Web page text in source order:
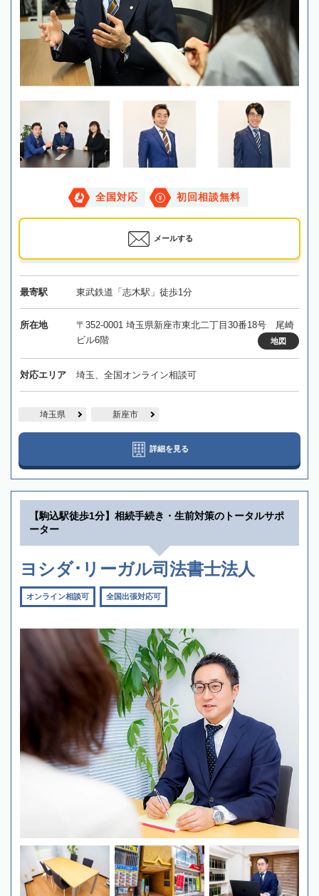
全国対応 初回相談無料
メールする
最寄駅 東武鉄道「志木駅」徒歩1分
所在地
〒352-0001 埼玉県新座市東北二丁目30番18号 尾崎
ビル6階
地図
対応エリア 埼玉、全国オンライン相談可
埼玉県 新座市
詳細を見る
【駒込駅徒歩1分】相続手続き・生前対策のトータルサポ
ーター
ヨシダ･リーガル司法書士法人
オンライン相談可 全国出張対応可